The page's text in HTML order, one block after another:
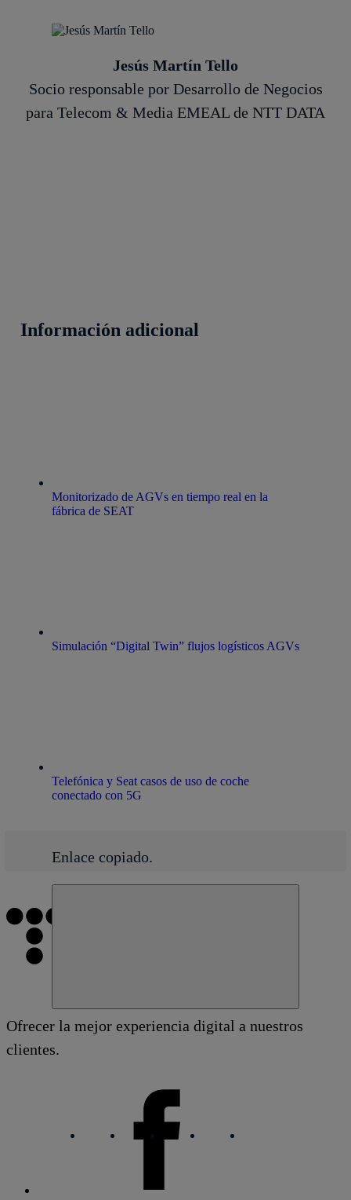
Jesús Martín Tello
Socio responsable por Desarrollo de Negocios
para Telecom & Media EMEAL de NTT DATA
Información adicional
Monitorizado de AGVs en tiempo real en la
fábrica de SEAT
Simulación “Digital Twin” flujos logísticos​ AGVs
Telefónica y Seat casos de uso de coche
conectado con 5G
Enlace copiado.
Copiar enlace
Copiar enlace
facebooktwitter whatsapplinkedin
Ofrecer la mejor experiencia digital a nuestros
clientes.